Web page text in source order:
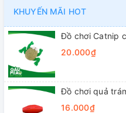
KHUYẾN MÃI HOT
Đồ chơi Catnip
20.000₫
Đồ chơi quả
16.000₫